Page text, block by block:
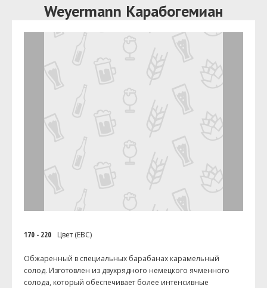
Weyermann Карабогемиан
170 - 220 Цвет (EBC)
Обжаренный в специальных барабанах карамельный
солод. Изготовлен из двухрядного немецкого ячменного
солода, который обеспечивает более интенсивные